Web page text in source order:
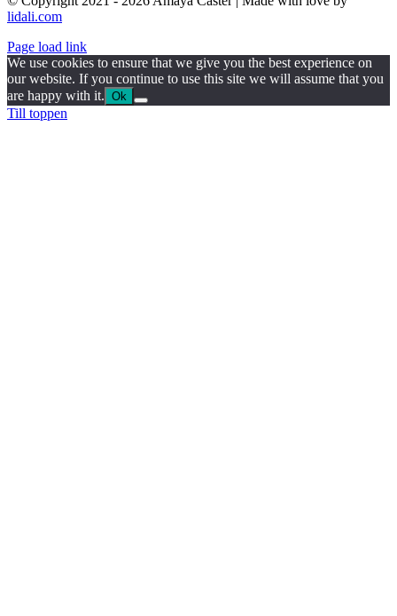
lidali.com
Page load link
We use cookies to ensure that we give you the best experience on
our website. If you continue to use this site we will assume that you
are happy with it. Ok
Till toppen